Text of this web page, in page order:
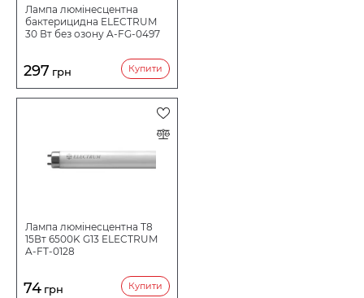
Лампа люмінесцентна
бактерицидна ELECTRUM
30 Вт без озону A-FG-0497
297 грн Купити
Лампа люмінесцентна Т8
15Вт 6500K G13 ELECTRUM
A-FT-0128
74 грн Купити